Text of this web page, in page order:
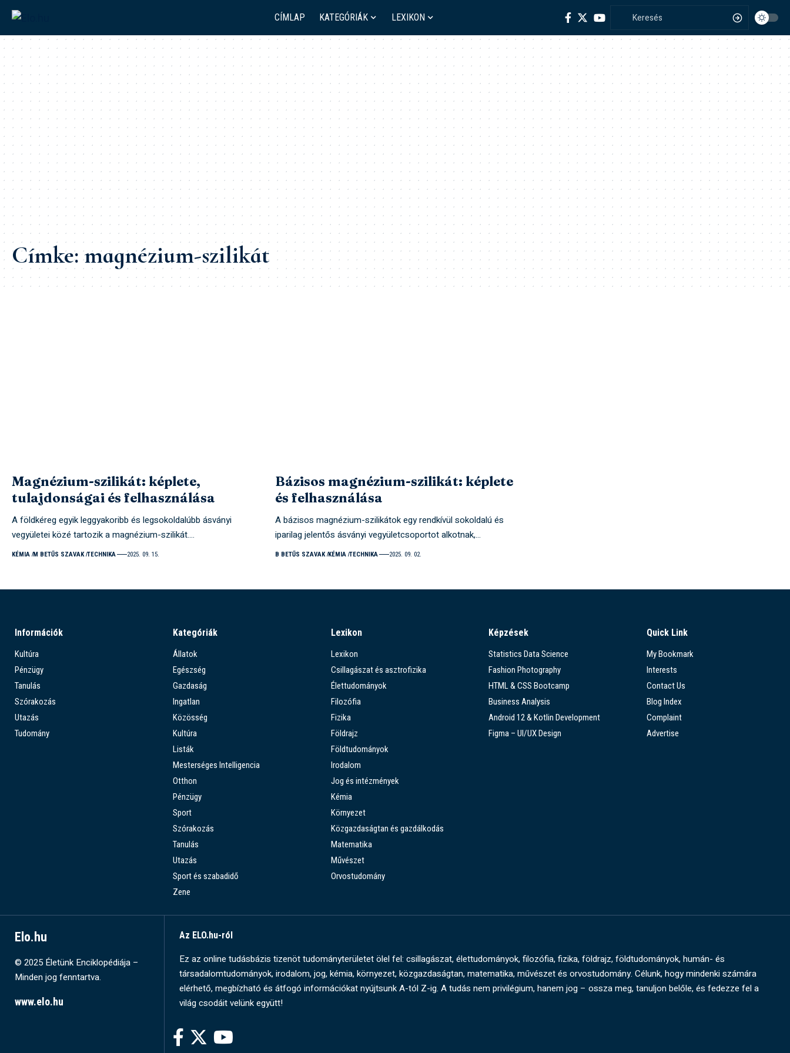
CÍMLAP KATEGÓRIÁK LEXIKON
Címke:magnézium-szilikát
Magnézium-szilikát: képlete,
tulajdonságai és felhasználása
A földkéreg egyik leggyakoribb és legsokoldalúbb ásványi
vegyületei közé tartozik a magnézium-szilikát.…
KÉMIA M BETŰS SZAVAK TECHNIKA 2025. 09. 15.
Bázisos magnézium-szilikát: képlete
és felhasználása
A bázisos magnézium-szilikátok egy rendkívül sokoldalú és
iparilag jelentős ásványi vegyületcsoportot alkotnak,…
B BETŰS SZAVAK KÉMIA TECHNIKA 2025. 09. 02.
Információk
Kultúra
Pénzügy
Tanulás
Szórakozás
Utazás
Tudomány
Kategóriák
Állatok
Egészség
Gazdaság
Ingatlan
Közösség
Kultúra
Listák
Mesterséges Intelligencia
Otthon
Pénzügy
Sport
Szórakozás
Tanulás
Utazás
Sport és szabadidő
Zene
Lexikon
Lexikon
Csillagászat és asztrofizika
Élettudományok
Filozófia
Fizika
Földrajz
Földtudományok
Irodalom
Jog és intézmények
Kémia
Környezet
Közgazdaságtan és gazdálkodás
Matematika
Művészet
Orvostudomány
Képzések
Statistics Data Science
Fashion Photography
HTML & CSS Bootcamp
Business Analysis
Android 12 & Kotlin Development
Figma – UI/UX Design
Quick Link
My Bookmark
Interests
Contact Us
Blog Index
Complaint
Advertise
Elo.hu
© 2025 Életünk Enciklopédiája –
Minden jog fenntartva.
www.elo.hu
Az ELO.hu-ról
Ez az online tudásbázis tizenöt tudományterületet ölel fel: csillagászat, élettudományok, filozófia, fizika, földrajz, földtudományok, humán- és
társadalomtudományok, irodalom, jog, kémia, környezet, közgazdaságtan, matematika, művészet és orvostudomány. Célunk, hogy mindenki számára
elérhető, megbízható és átfogó információkat nyújtsunk A-tól Z-ig. A tudás nem privilégium, hanem jog – ossza meg, tanuljon belőle, és fedezze fel a
világ csodáit velünk együtt!